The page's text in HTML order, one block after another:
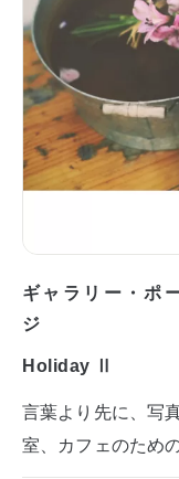
ギャラリー・ポ
ジ
Holiday Ⅱ
言葉より先に、写
室、カフェのため